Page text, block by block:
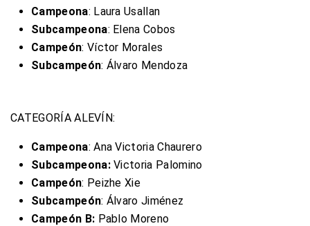
Campeona: Laura Usallan
Subcampeona: Elena Cobos
Campeón: Víctor Morales
Subcampeón: Álvaro Mendoza
CATEGORÍA ALEVÍN:
Campeona: Ana Victoria Chaurero
Subcampeona:Victoria Palomino
Campeón: Peizhe Xie
Subcampeón: Álvaro Jiménez
Campeón B: Pablo Moreno